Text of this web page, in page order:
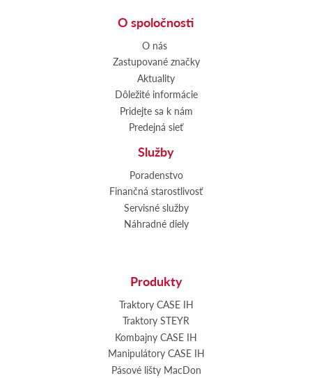
O spoločnosti
O nás
Zastupované značky
Aktuality
Dôležité informácie
Pridejte sa k nám
Predejná sieť
Služby
Poradenstvo
Finančná starostlivosť
Servisné služby
Náhradné diely
Produkty
Traktory CASE IH
Traktory STEYR
Kombajny CASE IH
Manipulátory CASE IH
Pásové lišty MacDon